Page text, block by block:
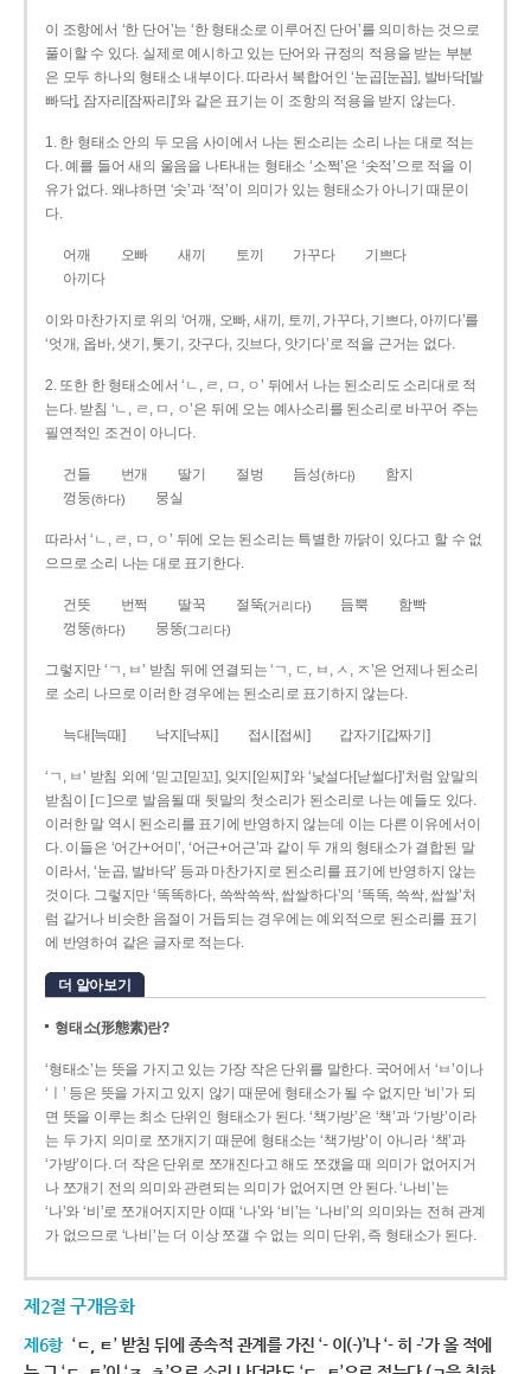
이 조항에서 ‘한 단어’는 ‘한 형태소로 이루어진 단어’를 의미하는 것으로
풀이할 수 있다. 실제로 예시하고 있는 단어와 규정의 적용을 받는 부분
은 모두 하나의 형태소 내부이다. 따라서 복합어인 ‘눈곱[눈꼽], 발바닥[발
빠닥], 잠자리[잠짜리]’와 같은 표기는 이 조항의 적용을 받지 않는다.
1. 한 형태소 안의 두 모음 사이에서 나는 된소리는 소리 나는 대로 적는
다. 예를 들어 새의 울음을 나타내는 형태소 ‘소쩍’은 ‘솟적’으로 적을 이
유가 없다. 왜냐하면 ‘솟’과 ‘적’이 의미가 있는 형태소가 아니기 때문이
다.
어깨 오빠 새끼 토끼 가꾸다
기쁘다
아끼다
이와 마찬가지로 위의 ‘어깨, 오빠, 새끼, 토끼, 가꾸다, 기쁘다, 아끼다’를
‘엇개, 옵바, 샛기, 톳기, 갓구다, 깃브다, 앗기다’로 적을 근거는 없다.
2. 또한 한 형태소에서 ‘ㄴ, ㄹ, ㅁ, ㅇ’ 뒤에서 나는 된소리도 소리대로 적
는다. 받침 ‘ㄴ, ㄹ, ㅁ, ㅇ’은 뒤에 오는 예사소리를 된소리로 바꾸어 주는
필연적인 조건이 아니다.
건들 번개 딸기 절벙 듬성(하다)
함지
껑둥(하다) 뭉실
따라서 ‘ㄴ, ㄹ, ㅁ, ㅇ’ 뒤에 오는 된소리는 특별한 까닭이 있다고 할 수 없
으므로 소리 나는 대로 표기한다.
건뜻 번쩍 딸꾹 절뚝(거리다) 듬뿍
함빡
껑뚱(하다) 뭉뚱(그리다)
그렇지만 ‘ㄱ, ㅂ’ 받침 뒤에 연결되는 ‘ㄱ, ㄷ, ㅂ, ㅅ, ㅈ’은 언제나 된소리
로 소리 나므로 이러한 경우에는 된소리로 표기하지 않는다.
늑대[늑때] 낙지[낙찌] 접시[접씨] 갑자기[갑짜기]
‘ㄱ, ㅂ’ 받침 외에 ‘믿고[믿꼬], 잊지[읻찌]’와 ‘낯설다[낟썰다]’처럼 앞말의
받침이 [ㄷ]으로 발음될 때 뒷말의 첫소리가 된소리로 나는 예들도 있다.
이러한 말 역시 된소리를 표기에 반영하지 않는데 이는 다른 이유에서이
다. 이들은 ‘어간+어미’, ‘어근+어근’과 같이 두 개의 형태소가 결합된 말
이라서, ‘눈곱, 발바닥’ 등과 마찬가지로 된소리를 표기에 반영하지 않는
것이다. 그렇지만 ‘똑똑하다, 쓱싹쓱싹, 쌉쌀하다’의 ‘똑똑, 쓱싹, 쌉쌀’처
럼 같거나 비슷한 음절이 거듭되는 경우에는 예외적으로 된소리를 표기
에 반영하여 같은 글자로 적는다.
더 알아보기
형태소(形態素)란?
‘형태소’는 뜻을 가지고 있는 가장 작은 단위를 말한다. 국어에서 ‘ㅂ’이나
‘ㅣ’ 등은 뜻을 가지고 있지 않기 때문에 형태소가 될 수 없지만 ‘비’가 되
면 뜻을 이루는 최소 단위인 형태소가 된다. ‘책가방’은 ‘책’과 ‘가방’이라
는 두 가지 의미로 쪼개지기 때문에 형태소는 ‘책가방’이 아니라 ‘책’과
‘가방’이다. 더 작은 단위로 쪼개진다고 해도 쪼갰을 때 의미가 없어지거
나 쪼개기 전의 의미와 관련되는 의미가 없어지면 안 된다. ‘나비’는
‘나’와 ‘비’로 쪼개어지지만 이때 ‘나’와 ‘비’는 ‘나비’의 의미와는 전혀 관계
가 없으므로 ‘나비’는 더 이상 쪼갤 수 없는 의미 단위, 즉 형태소가 된다.
제2절 구개음화
제6항 ‘ㄷ, ㅌ’ 받침 뒤에 종속적 관계를 가진 ‘- 이(-)’나 ‘- 히 -’가 올 적에